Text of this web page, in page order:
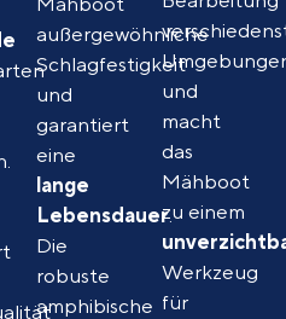
außergewöhnliche
Schlagfestigkeit
und
garantiert
eine
lange
Lebensdauer.
Die
robuste
amphibische
und
macht
das
Mähboot
zu einem
Werkzeug
für